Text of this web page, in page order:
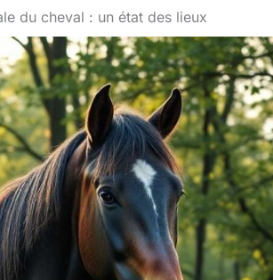
du cheval : un état des lieux